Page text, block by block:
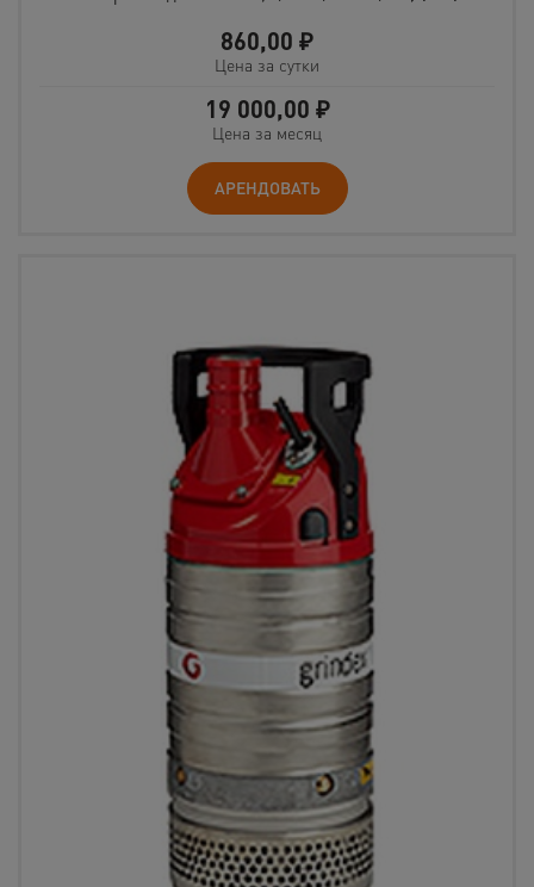
860,00 ₽
Цена за сутки
19 000,00 ₽
Цена за месяц
АРЕНДОВАТЬ